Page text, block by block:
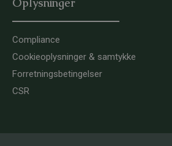
Compliance
Cookieoplysninger & samtykke
Forretningsbetingelser
CSR